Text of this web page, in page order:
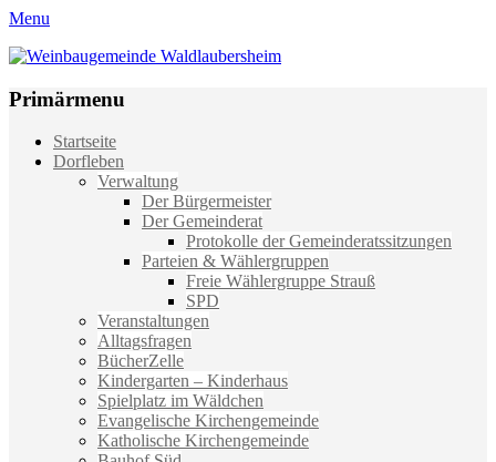
Menu
Weinbaugemeinde Waldlaubersheim
Primärmenu
Weiter
zum
Startseite
Dorfleben
Verwaltung
Der Bürgermeister
Der Gemeinderat
Protokolle der Gemeinderatssitzungen
Parteien & Wählergruppen
Freie Wählergruppe Strauß
SPD
Veranstaltungen
Alltagsfragen
BücherZelle
Kindergarten – Kinderhaus
Spielplatz im Wäldchen
Evangelische Kirchengemeinde
Katholische Kirchengemeinde